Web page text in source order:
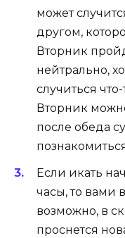
может
другом,
Вторник
нейтрально,
случиться
Вторник
после обеда
Если икать
часы, то вами
возможно, в
проснется